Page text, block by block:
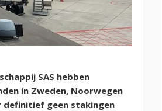
SAS hebben
in Zweden, Noorwegen
definitief geen stakingen